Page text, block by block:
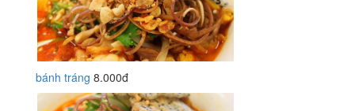
bánh tráng 8.000đ